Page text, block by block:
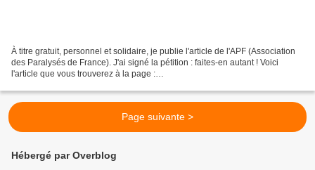
À titre gratuit, personnel et solidaire, je publie l'article de l'APF (Association
des Paralysés de France). J'ai signé la pétition : faites-en autant ! Voici
l'article que vous trouverez à la page :
Page suivante >
Hébergé par Overblog